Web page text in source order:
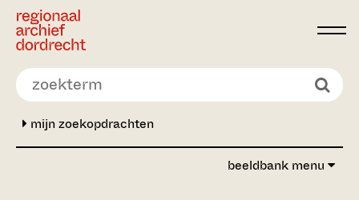
Ga direct naar de inhoud
mijn zoekopdrachten
beeldbank menu